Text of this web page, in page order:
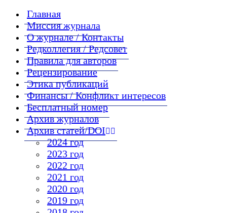
Главная
Миссия журнала
О журнале / Контакты
Редколлегия / Редсовет
Правила для авторов
Рецензирование
Этика публикаций
Финансы / Конфликт интересов
Бесплатный номер
Архив журналов
Архив статей/DOI
2024 год
2023 год
2022 год
2021 год
2020 год
2019 год